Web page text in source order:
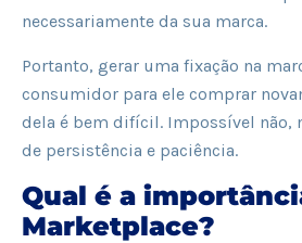
necessariamente da sua marca.
Portanto, gerar uma fixação na
consumidor para ele comprar
dela é bem difícil. Impossível não,
de persistência e paciência.
Qual é a
Marketplace?